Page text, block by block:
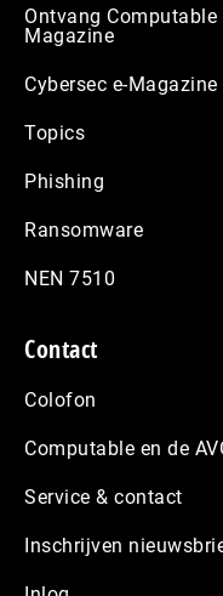
Ontvang Computable
Magazine
Cybersec e-Magazine
Topics
Phishing
Ransomware
NEN 7510
Contact
Colofon
Computable en de
Service & contact
Inschrijven